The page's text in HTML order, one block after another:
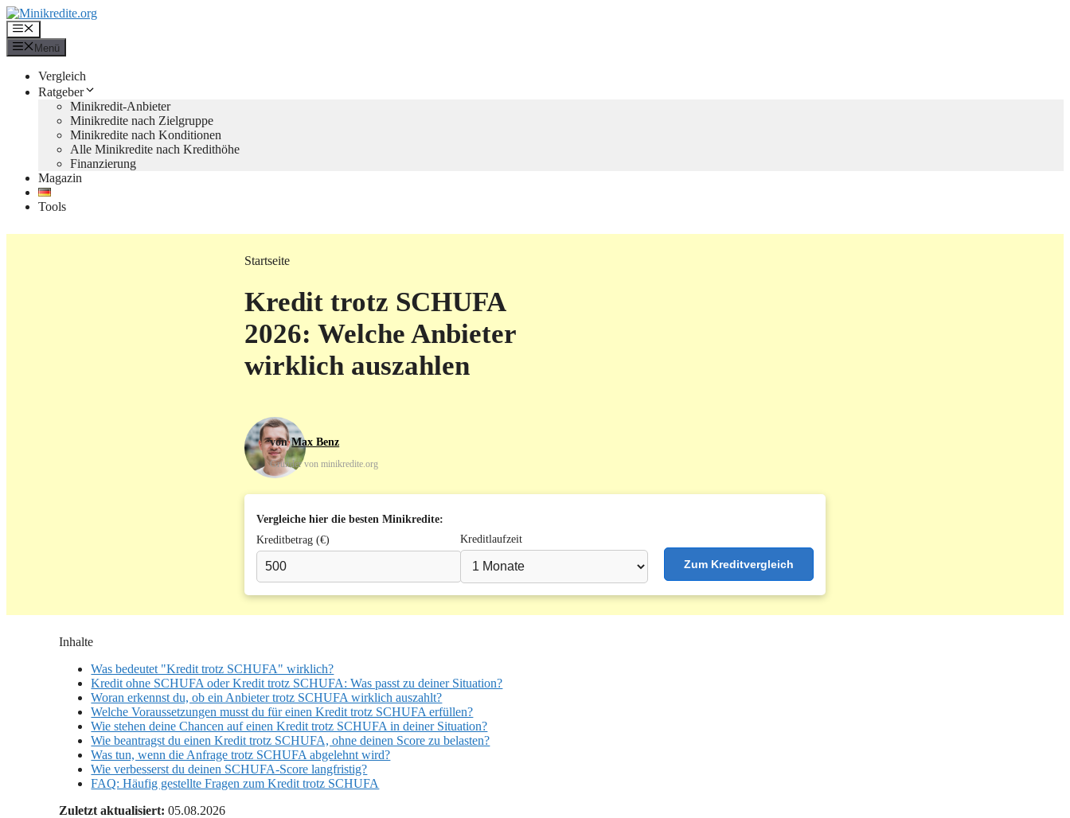
Zum
Inhalt
springen
Menü
Menü
Vergleich
Ratgeber
Minikredit-Anbieter
Minikredite nach Zielgruppe
Minikredite nach Konditionen
Alle Minikredite nach Kredithöhe
Finanzierung
Magazin
Tools
Startseite
Kredit trotz SCHUFA
2026: Welche Anbieter
wirklich auszahlen
Max Benz
Gründer von minikredite.org
Vergleiche hier die besten Minikredite:
Kreditbetrag (€)
Kreditlaufzeit
Zum Kreditvergleich
Inhalte
Was bedeutet "Kredit trotz SCHUFA" wirklich?
Kredit ohne SCHUFA oder Kredit trotz SCHUFA: Was passt zu deiner Situation?
Woran erkennst du, ob ein Anbieter trotz SCHUFA wirklich auszahlt?
Welche Voraussetzungen musst du für einen Kredit trotz SCHUFA erfüllen?
Wie stehen deine Chancen auf einen Kredit trotz SCHUFA in deiner Situation?
Wie beantragst du einen Kredit trotz SCHUFA, ohne deinen Score zu belasten?
Was tun, wenn die Anfrage trotz SCHUFA abgelehnt wird?
Wie verbesserst du deinen SCHUFA-Score langfristig?
FAQ: Häufig gestellte Fragen zum Kredit trotz SCHUFA
Zuletzt aktualisiert: 05.08.2026